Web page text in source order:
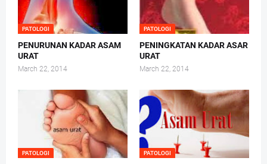
PATOLOGI
PENURUNAN KADAR ASAM
URAT
March 22, 2014
PATOLOGI
PENINGKATAN KADAR ASAR
URAT
March 22, 2014
PATOLOGI PATOLOGI